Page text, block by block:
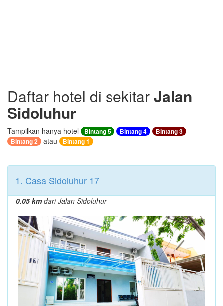
Daftar hotel di sekitarJalan
Sidoluhur
Tampilkan hanya hotel Bintang 5 Bintang 4
Bintang 3
Bintang 2
atau Bintang 1
1. Casa Sidoluhur 17
0.05 kmdari Jalan Sidoluhur